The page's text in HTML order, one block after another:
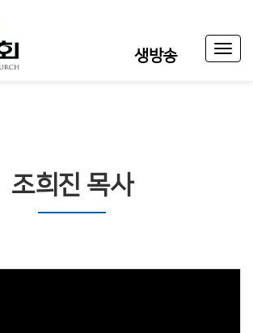
생방송
Toggle
조희진 목사